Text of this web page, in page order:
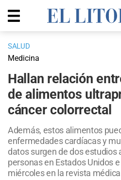
SALUD
Medicina
Hallan relación
de alimentos
cáncer colorrectal
Además, estos alimentos
enfermedades cardíacas y
datos surgen de dos estudios
personas en Estados Unidos
miércoles en la revista